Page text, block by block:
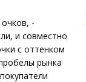
-
и совместно
с оттенком
рынка